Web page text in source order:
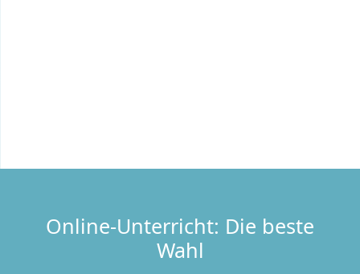
Online-Unterricht: Die beste
Wahl